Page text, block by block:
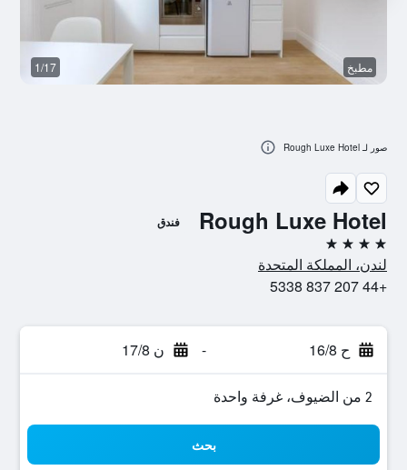
Rough Luxe Hotel فندق
4 نجوم
لندن، المملكة المتحدة
+44 207 837 5338
ح 16/8 - ن 17/8
2 من الضيوف، غرفة واحدة
بحث
مطبخ 1/17
صور لـ Rough Luxe Hotel